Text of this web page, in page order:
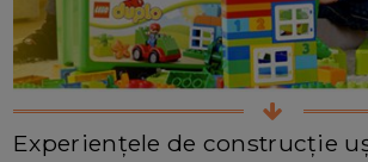
Experiențele de construcție